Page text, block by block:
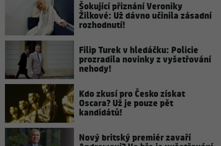
Šokující přiznání Veroniky
Žilkové: Už dávno učinila zásadní
rozhodnutí!
Filip Turek v hledáčku: Policie
prozradila novinky z vyšetřování
nehody!
Kdo zkusí pro Česko získat
Oscara? Už je pouze pět
kandidátů!
Nový britský premiér zavaří